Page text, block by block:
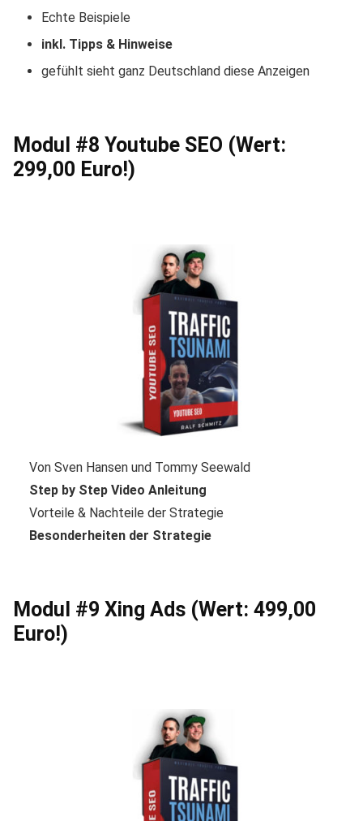
Echte Beispiele
inkl. Tipps & Hinweise
gefühlt sieht ganz Deutschland diese Anzeigen
Modul #8 Youtube SEO (Wert:
299,00 Euro!)
Von Sven Hansen und Tommy Seewald
Step by Step Video Anleitung
Vorteile & Nachteile der Strategie
Besonderheiten der Strategie
Modul #9 Xing Ads (Wert: 499,00
Euro!)